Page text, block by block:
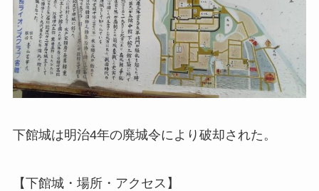
下館城は明治4年の廃城令により破却された。
【下館城・場所・アクセス】